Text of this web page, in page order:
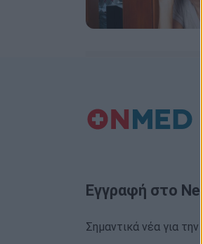
Εγγραφή στο
Σημαντικά νέα για την